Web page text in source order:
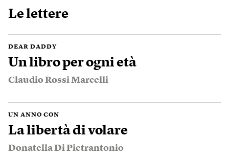
Le lettere
DEAR DADDY
Un libro per ogni età
Claudio Rossi Marcelli
UN ANNO CON
La libertà di volare
Donatella Di Pietrantonio